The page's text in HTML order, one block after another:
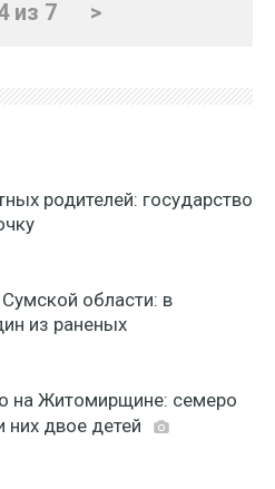
из 7 >
родителей: государство
области: в
из раненых
на Житомирщине: семеро
них двое детей